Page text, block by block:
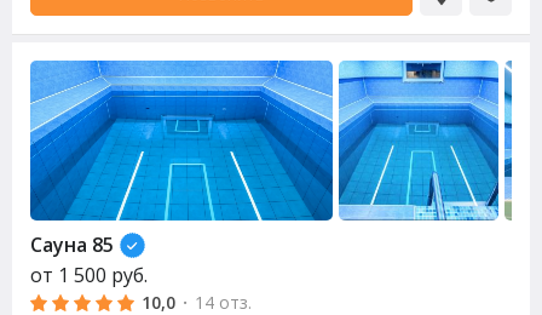
Сауна 85
от 1 500 руб.
10,0 · 14 отз.